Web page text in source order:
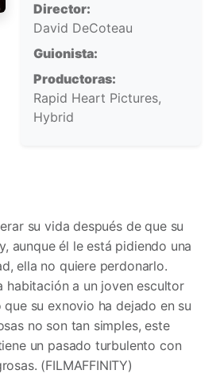
elección
Director:
David DeCoteau
Guionista:
Productoras:
Rapid Heart Pictures,
Hybrid
su vida después de que su
aunque él le está pidiendo una
ella no quiere perdonarlo.
habitación a un joven escultor
su exnovio ha dejado en su
no son tan simples, este
un pasado turbulento con
(FILMAFFINITY)